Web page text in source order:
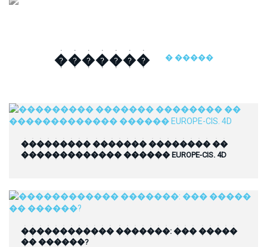
������� � �����
��������� ������� �������� ��
������������� ������ EUROPE-CIS. 4D
������������ �������: ��� �����
�� ������?